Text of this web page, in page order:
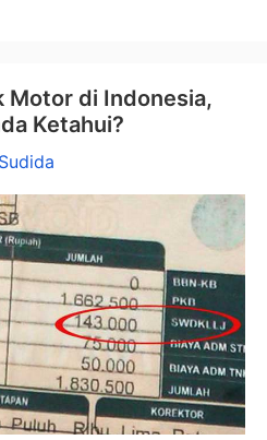
Motor di Indonesia,
Ketahui?